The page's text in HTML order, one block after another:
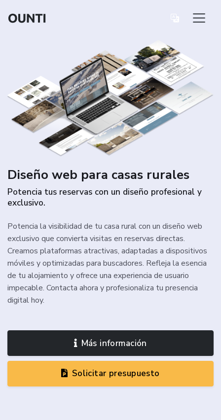
Diseño web para casas rurales
Potencia tus reservas con un diseño profesional y
exclusivo.
Potencia la visibilidad de tu casa rural con un diseño web
exclusivo que convierta visitas en reservas directas.
Creamos plataformas atractivas, adaptadas a dispositivos
móviles y optimizadas para buscadores. Refleja la esencia
de tu alojamiento y ofrece una experiencia de usuario
impecable. Contacta ahora y profesionaliza tu presencia
digital hoy.
Más información
Solicitar presupuesto